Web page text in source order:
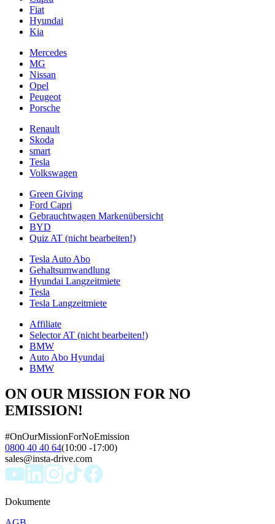
Fiat
Hyundai
Kia
Mercedes
MG
Nissan
Opel
Peugeot
Porsche
Renault
Skoda
smart
Tesla
Volkswagen
Green Giving
Ford Capri
Gebrauchtwagen Markenübersicht
BYD
Quiz AT (nicht bearbeiten!)
Tesla Auto Abo
Gehaltsumwandlung
Hyundai Langzeitmiete
Tesla
Tesla Langzeitmiete
Affiliate
Selector AT (nicht bearbeiten!)
BMW
Auto Abo Hyundai
BMW
ON OUR MISSION FOR NO
EMISSION!
#OnOurMissionForNoEmission
0800 40 40 64(10:00 -17:00)
sales@insta-drive.com
Dokumente